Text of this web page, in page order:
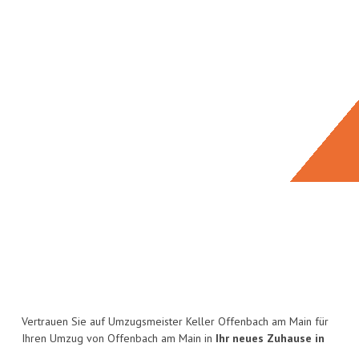
Vertrauen Sie auf Umzugsmeister Keller Offenbach am Main für
Ihren Umzug von Offenbach am Main in Ihr neues Zuhause in